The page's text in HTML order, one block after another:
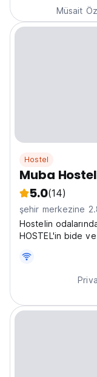
Müsait
Hostel
Muba Hostel
5.0(14)
şehir merkezine
Hostelin
HOSTEL'in bide